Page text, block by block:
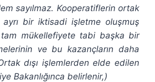
sayılmaz. Kooperatiflerin ortak
ayrı bir iktisadi işletme oluşmuş
mükellefiyete tabi başka bir
ve bu kazançların daha
dışı işlemlerden elde edilen
Bakanlığınca belirlenir,)